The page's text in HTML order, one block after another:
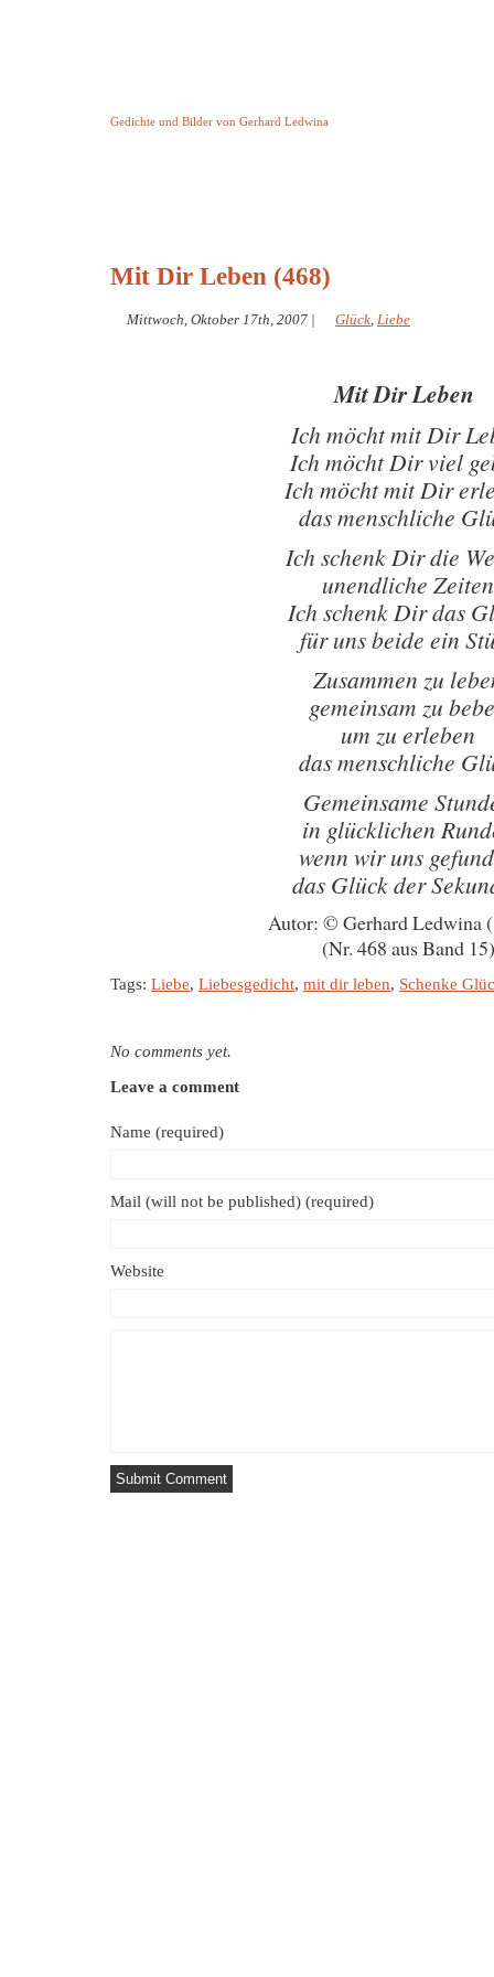
Gedichte und Bilder von Gerhard Ledwina
Mit Dir Leben (468)
Mittwoch, Oktober 17th, 2007 | Glück, Liebe
Mit Dir Leben
Ich möcht mit Dir
Ich möcht Dir viel
Ich möcht mit Dir
das menschliche
Ich schenk Dir die
unendliche Zeiten
Ich schenk Dir das
für uns beide ein
Zusammen zu
gemeinsam zu
um zu erleben
das menschliche
Gemeinsame
in glücklichen
wenn wir uns
das Glück der
Autor: © Gerhard Ledwina
(Nr. 468 aus Band 15)
Tags: Liebe, Liebesgedicht, mit dir leben, Schenke
No comments yet.
Leave a comment
Name (required)
Mail (will not be published) (required)
Website